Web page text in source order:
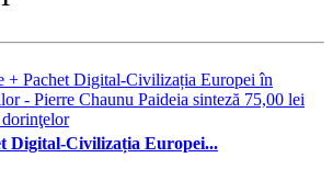
Digital-Civilizația Europei...